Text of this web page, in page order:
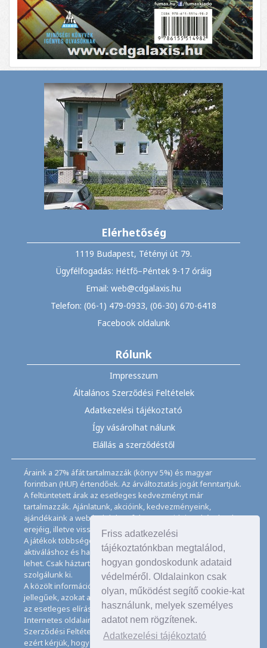
Friss adatkezelési
tájékoztatónkban megtalálod,
hogyan gondoskodunk adataid
védelméről. Oldalainkon csak
olyan, működést segítő cookie-kat
használunk, melyek személyes
adatot nem rögzítenek.
Adatkezelési tájékoztató
Elérhetőség
1119 Budapest, Tétényi út 79.
Ügyfélfogadás: Hétfő–Péntek 9-17 óráig
Email: web@cdgalaxis.hu
Telefon: (06-1) 479-0933, (06-30) 670-6418
Facebook oldalunk
Rólunk
Impresszum
Általános Szerződési Feltételek
Adatkezelési tájékoztató
Így vásárolhat nálunk
Elállás a szerződéstől
Áraink a 27% áfát tartalmazzák (könyv 5%) és magyar
forintban (HUF) értendőek. Az árváltoztatás jogát fenntartjuk.
A feltüntetett árak az esetleges kedvezményt már
tartalmazzák. Ajánlatunk, akcióink, kedvezményeink,
ajándékaink a webáruházban feltüntetett ideig, a készletek
erejéig, illetve visszavonásig érvényesek.
A játékok többségéhez angol nyelvismeret illetve az
aktiváláshoz és használathoz internet kapcsolat szükséges
lehet. Csak háztartásban használatos mennyiségeket
szolgálunk ki.
A közölt információk, adatok, besorolások tájékoztató
jellegűek, azokat a legnagyobb gondossággal kezeljük, de
az esetleges elírásokért felelősséget nem tudunk vállalni.
Internetes oldalaink használatával elfogadja az Általános
Szerződési Feltételeinket és Adatkezelési Tájékoztatónkat,
ezért kérjük, hogy ezeket figyelmesen tanulmányozza át.